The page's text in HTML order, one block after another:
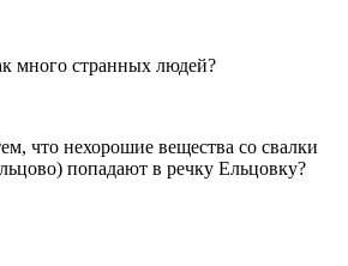
много странных людей?
что нехорошие вещества со свалки
попадают в речку Ельцовку?